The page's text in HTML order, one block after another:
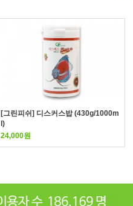
[그린피쉬] 디스커스밥 (430g/1000m
l)
24,000원